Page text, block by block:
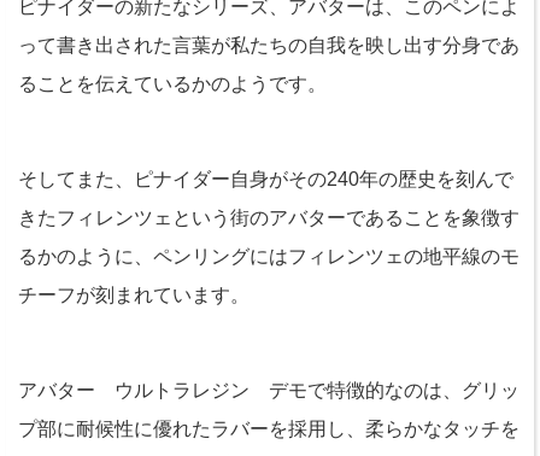
ピナイダーの新たなシリーズ、アバターは、このペンによ
って書き出された言葉が私たちの自我を映し出す分身であ
ることを伝えているかのようです。
そしてまた、ピナイダー自身がその240年の歴史を刻んで
きたフィレンツェという街のアバターであることを象徴す
るかのように、ペンリングにはフィレンツェの地平線のモ
チーフが刻まれています。
アバター ウルトラレジン デモで特徴的なのは、グリッ
プ部に耐候性に優れたラバーを採用し、柔らかなタッチを